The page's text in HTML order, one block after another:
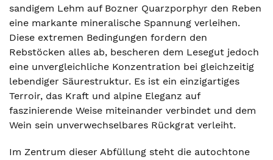
sandigem Lehm auf Bozner Quarzporphyr den Reben
eine markante mineralische Spannung verleihen.
Diese extremen Bedingungen fordern den
Rebstöcken alles ab, bescheren dem Lesegut jedoch
eine unvergleichliche Konzentration bei gleichzeitig
lebendiger Säurestruktur. Es ist ein einzigartiges
Terroir, das Kraft und alpine Eleganz auf
faszinierende Weise miteinander verbindet und dem
Wein sein unverwechselbares Rückgrat verleiht.
Im Zentrum dieser Abfüllung steht die autochtone